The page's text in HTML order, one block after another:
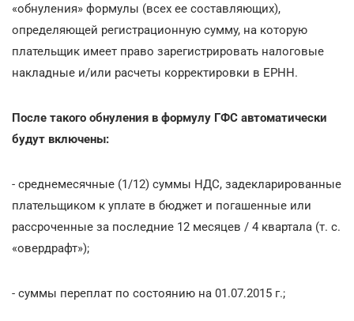
«обнуления» формулы (всех ее составляющих),
определяющей регистрационную сумму, на которую
плательщик имеет право зарегистрировать налоговые
накладные и/или расчеты корректировки в ЕРНН.
После такого обнуления в формулу ГФС автоматически
будут включены:
- среднемесячные (1/12) суммы НДС, задекларированные
плательщиком к уплате в бюджет и погашенные или
рассроченные за последние 12 месяцев / 4 квартала (т. с.
«овердрафт»);
- суммы переплат по состоянию на 01.07.2015 г.;